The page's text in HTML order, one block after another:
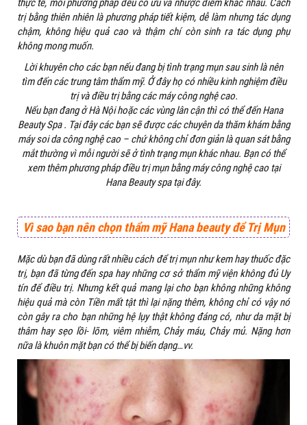
thực tế, mỗi phương pháp đều có ưu và nhược điểm khác nhau. Cách
trị bằng thiên nhiên là phương pháp tiết kiệm, dễ làm nhưng tác dụng
chậm, không hiệu quả cao và thậm chí còn sinh ra tác dụng phụ
không mong muốn.
Lời khuyên cho các bạn nếu đang bị tình trạng mụn sau sinh là nên
tìm đến các trung tâm thẩm mỹ. Ở đây họ có nhiều kinh nghiệm điều
trị và điều trị bằng các máy công nghệ cao.
Nếu bạn đang ở Hà Nội hoặc các vùng lân cận thì có thể đến Hana
Beauty Spa . Tại đây các bạn sẽ được các chuyên da thăm khám bằng
máy soi da công nghệ cao – chứ không chỉ đơn giản là quan sát bằng
mắt thường vì mỗi người sẽ ở tình trạng mụn khác nhau. Bạn có thể
xem thêm phương pháp điều trị mụn bằng máy công nghệ cao tại
Hana Beauty spa tại đây.
Vìsaobạn nên chọnthẩm mỹ Hana beautyđể Trị Mụn
Mặc dù bạn đã dùng rất nhiều cách để trị mụn như kem hay thuốc đặc
trị, bạn đã từng đến spa hay những cơ sở thẩm mỹ viện không đủ Uy
tín để điều trị. Nhưng kết quả mang lại cho bạn không những không
hiệu quả mà còn Tiền mất tật thì lại nặng thêm, không chỉ có vậy nó
còn gây ra cho bạn những hệ lụy thật không đáng có, như da mặt bị
thâm hay sẹo lồi- lõm, viêm nhiễm, Chảy máu, Chảy mủ. Nặng hơn
nữa là khuôn mặt bạn có thể bị biến dạng…vv.